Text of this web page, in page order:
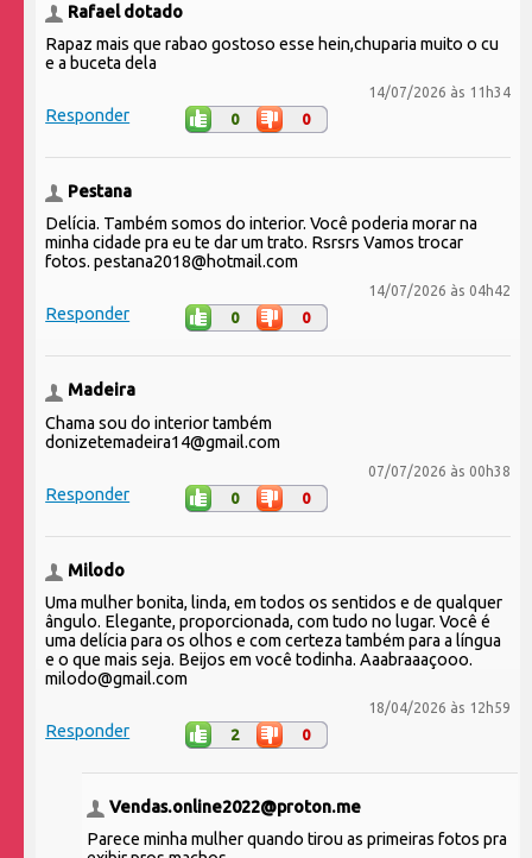
Rafael dotado
Rapaz mais que rabao gostoso esse hein,chuparia muito o cu
e a buceta dela
14/07/2026 às 11h34
Responder 0 0
Pestana
Delícia. Também somos do interior. Você poderia morar na
minha cidade pra eu te dar um trato. Rsrsrs Vamos trocar
fotos. pestana2018@hotmail.com
14/07/2026 às 04h42
Responder 0 0
Madeira
Chama sou do interior também
donizetemadeira14@gmail.com
07/07/2026 às 00h38
Responder 0 0
Milodo
Uma mulher bonita, linda, em todos os sentidos e de qualquer
ângulo. Elegante, proporcionada, com tudo no lugar. Você é
uma delícia para os olhos e com certeza também para a língua
e o que mais seja. Beijos em você todinha. Aaabraaaçooo.
milodo@gmail.com
18/04/2026 às 12h59
Responder 2 0
Vendas.online2022@proton.me
Parece minha mulher quando tirou as primeiras fotos pra